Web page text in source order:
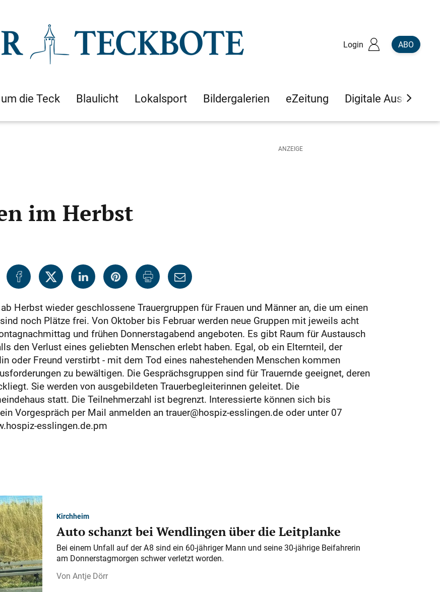
Login ABO
die Teck Blaulicht Lokalsport Bildergalerien eZeitung Digitale Ausgaben
im Herbst
Herbst wieder geschlossene Trauergruppen für Frauen und Männer an, die um einen
noch Plätze frei. Von Oktober bis Februar werden neue Gruppen mit jeweils acht
und frühen Donnerstagabend angeboten. Es gibt Raum für Austausch
den Verlust eines geliebten Menschen erlebt haben. Egal, ob ein Elternteil, der
oder Freund verstirbt - mit dem Tod eines nahestehenden Menschen kommen
zu bewältigen. Die Gesprächsgruppen sind für Trauernde geeignet, deren
Sie werden von ausgebildeten Trauerbegleiterinnen geleitet. Die
statt. Die Teilnehmerzahl ist begrenzt. Interessierte können sich bis
Vorgespräch per Mail anmelden an trauer@hospiz-esslingen.de oder unter 07
esslingen.de.pm
Kirchheim
Auto schanzt bei Wendlingen über die Leitplanke
Bei einem Unfall auf der A 8 sind ein 60-jähriger Mann und seine 30-jährige Beifahrerin
am Donnerstagmorgen schwer verletzt worden.
Antje Dörr